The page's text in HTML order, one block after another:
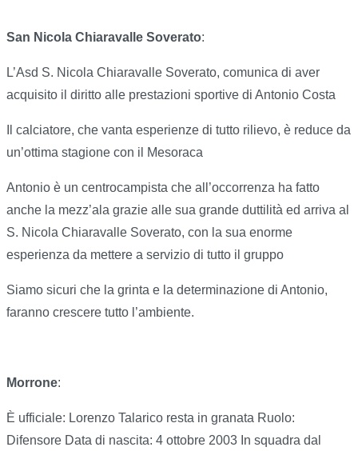
San Nicola Chiaravalle Soverato:
L’Asd S. Nicola Chiaravalle Soverato, comunica di aver
acquisito il diritto alle prestazioni sportive di Antonio Costa
Il calciatore, che vanta esperienze di tutto rilievo, è reduce da
un’ottima stagione con il Mesoraca
Antonio è un centrocampista che all’occorrenza ha fatto
anche la mezz’ala grazie alle sua grande duttilità ed arriva al
S. Nicola Chiaravalle Soverato, con la sua enorme
esperienza da mettere a servizio di tutto il gruppo
Siamo sicuri che la grinta e la determinazione di Antonio,
faranno crescere tutto l’ambiente.
Morrone:
È ufficiale: Lorenzo Talarico resta in granata Ruolo:
Difensore Data di nascita: 4 ottobre 2003 In squadra dal